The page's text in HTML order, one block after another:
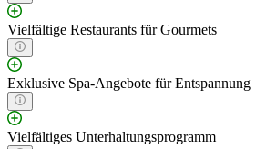
Vielfältige Restaurants für Gourmets
Exklusive Spa-Angebote für Entspannung
Vielfältiges Unterhaltungsprogramm